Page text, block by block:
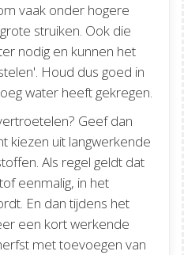
vaak onder hogere
struiken. Ook die
nodig en kunnen het
Houd dus goed in
water heeft gekregen.
Geef dan
kiezen uit langwerkende
Als regel geldt dat
eenmalig, in het
En dan tijdens het
een kort werkende
met toevoegen van